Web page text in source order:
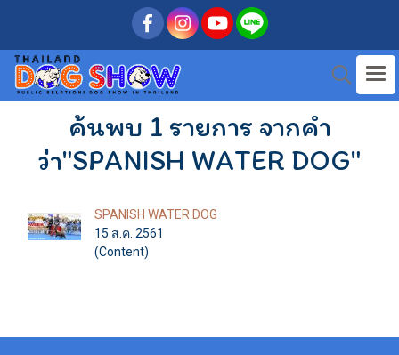
ค้นพบ 1 รายการ จากคำ
ว่า"SPANISH WATER DOG"
SPANISH WATER DOG
15 ส.ค. 2561
(Content)